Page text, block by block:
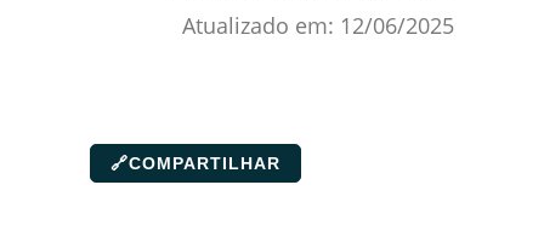
Atualizado em: 12/06/2025
🔗COMPARTILHAR